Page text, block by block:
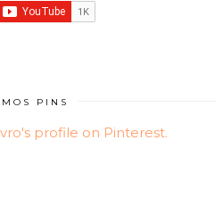
PINS
profile on Pinterest.